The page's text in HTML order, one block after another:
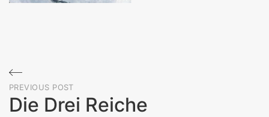
Beitragsnavigation
PREVIOUS POST
Die Drei Reiche